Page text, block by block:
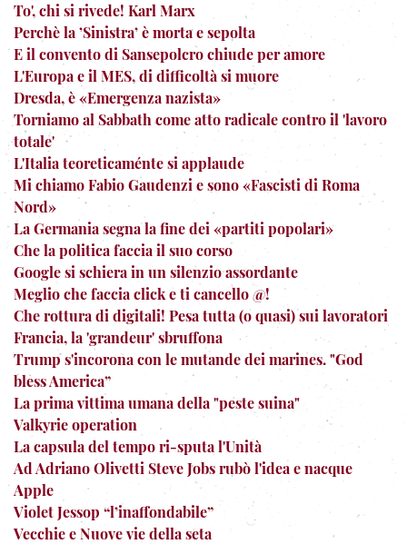
To', chi si rivede! Karl Marx
Perchè la ’Sinistra’ è morta e sepolta
E il convento di Sansepolcro chiude per amore
L'Europa e il MES, di difficoltà si muore
Dresda, è «Emergenza nazista»
Torniamo al Sabbath come atto radicale contro il 'lavoro
totale'
L'Italia teoreticaménte si applaude
Mi chiamo Fabio Gaudenzi e sono «Fascisti di Roma
Nord»
La Germania segna la fine dei «partiti popolari»
Che la politica faccia il suo corso
Google si schiera in un silenzio assordante
Meglio che faccia click e ti cancello @!
Che rottura di digitali! Pesa tutta (o quasi) sui lavoratori
Francia, la 'grandeur' sbruffona
Trump s'incorona con le mutande dei marines. "God
bless America”
La prima vittima umana della "peste suina"
Valkyrie operation
La capsula del tempo ri-sputa l'Unità
Ad Adriano Olivetti Steve Jobs rubò l'idea e nacque
Apple
Violet Jessop “l’inaffondabile”
Vecchie e Nuove vie della seta